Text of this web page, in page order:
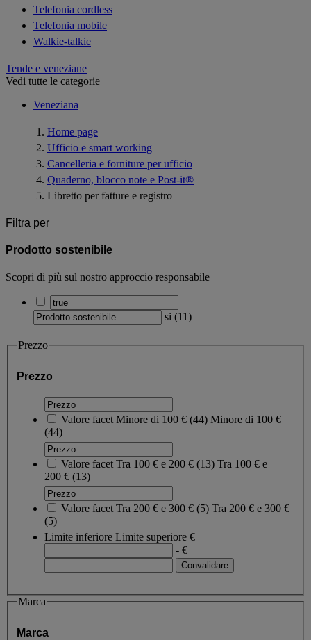
Telefonia cordless
Telefonia mobile
Walkie-talkie
Tende e veneziane
Vedi tutte le categorie
Veneziana
Home page
Ufficio e smart working
Cancelleria e forniture per ufficio
Quaderno, blocco note e Post-it®
Libretto per fatture e registro
Filtra per
Prodotto sostenibile
Scopri di più sul nostro approccio responsabile
si (11)
Prezzo
Prezzo
Valore facet Minore di 100 € (44) Minore di 100 €
(44)
Valore facet Tra 100 € e 200 € (13) Tra 100 € e
200 € (13)
Valore facet Tra 200 € e 300 € (5) Tra 200 € e 300 €
(5)
Limite inferiore Limite superiore €
- €
Marca
Marca